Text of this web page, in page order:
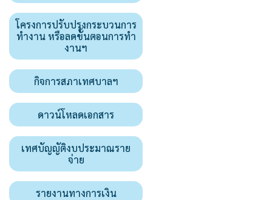
โครงการปรับปรุงกระบวนการ
ทำงาน หรือลดขั้นตอนการทำ
งานฯ
กิจการสภาเทศบาลฯ
ดาวน์โหลดเอกสาร
เทศบัญญัติงบประมาณราย
จ่าย
รายงานทางการเงิน